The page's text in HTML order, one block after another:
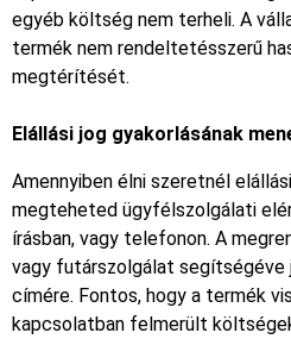
egyéb költség nem terheli. A
termék nem rendeltetésszerű
megtérítését.
Elállási jog gyakorlásának
Amennyiben élni szeretnél
megteheted ügyfélszolgálati
írásban, vagy telefonon. A
vagy futárszolgálat segítségéve
címére. Fontos, hogy a termék
kapcsolatban felmerült